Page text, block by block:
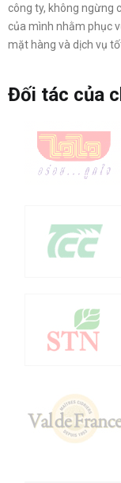
công ty, không ngừng
của mình nhằm phục
mặt hàng và dịch vụ
Đối tác của